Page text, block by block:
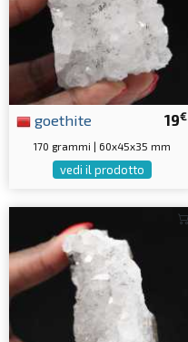
19€
goethite
170 grammi | 60x45x35 mm
vedi il prodotto